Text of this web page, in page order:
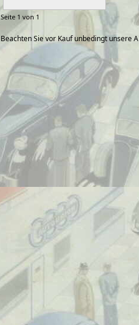
Seite 1 von 1
Beachten Sie vor Kauf unbedingt unsere